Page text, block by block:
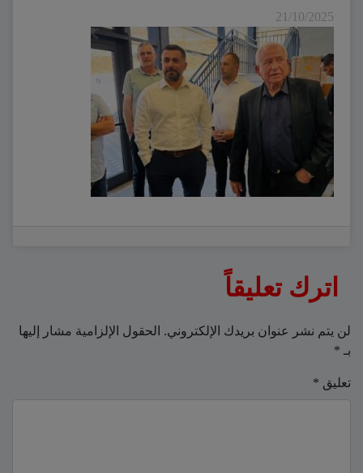
21/10/2025
اترك تعليقاً
لن يتم نشر عنوان بريدك الإلكتروني. الحقول الإلزامية مشار إليها
بـ *
تعليق *